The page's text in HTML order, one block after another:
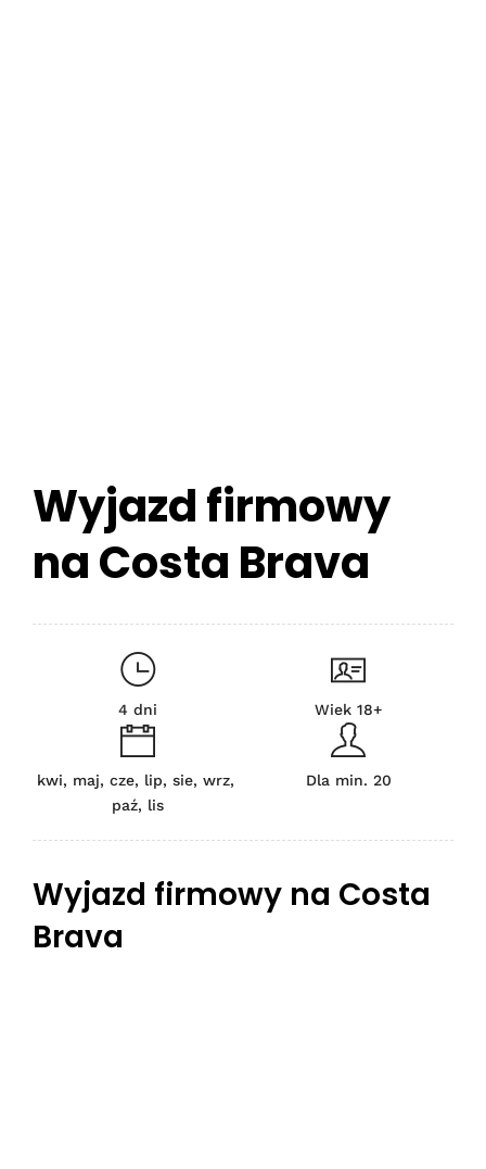
Wyjazd firmowy
na Costa Brava
4 dni Wiek 18+
kwi, maj, cze, lip, sie, wrz,
paź, lis
Dla min. 20
Wyjazd firmowy na Costa
Brava